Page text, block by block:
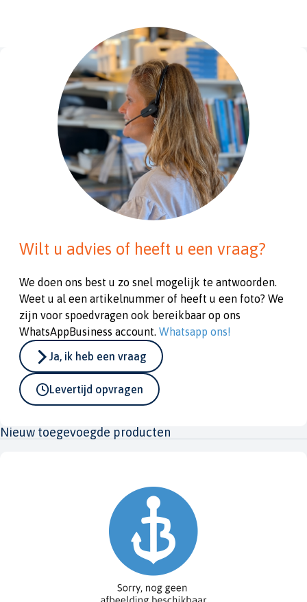
Wilt u advies of heeft u een vraag?
We doen ons best u zo snel mogelijk te antwoorden.
Weet u al een artikelnummer of heeft u een foto? We
zijn voor spoedvragen ook bereikbaar op ons
WhatsAppBusiness account. Whatsapp ons!
Ja, ik heb een vraag
Levertijd opvragen
Nieuw toegevoegde producten